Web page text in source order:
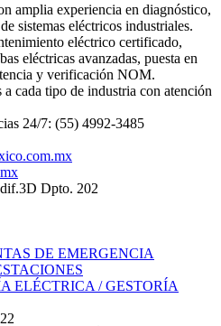
amplia experiencia en diagnóstico,
sistemas eléctricos industriales.
eléctrico certificado,
eléctricas avanzadas, puesta en
y verificación NOM.
cada tipo de industria con atención
24/7: (55) 4992-3485
Dpto. 202
DE EMERGENCIA
ELÉCTRICA / GESTORÍA